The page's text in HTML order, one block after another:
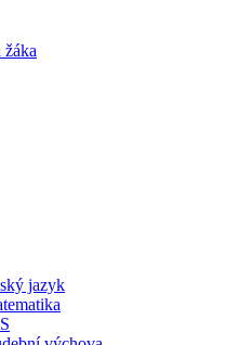
jazyk